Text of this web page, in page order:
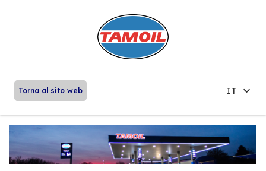
Torna al sito web IT